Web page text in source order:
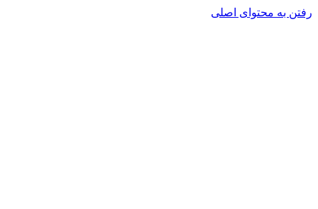
رفتن به محتوای اصلی